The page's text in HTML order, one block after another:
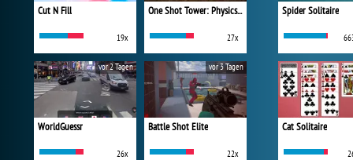
Cut N Fill
19x
One Shot Tower: Physics Destroyer
27x
WorldGuessr
26x
vor 2 Tagen
Battle Shot Elite
22x
vor 3 Tagen
Spider Solitaire
Cat Solitaire